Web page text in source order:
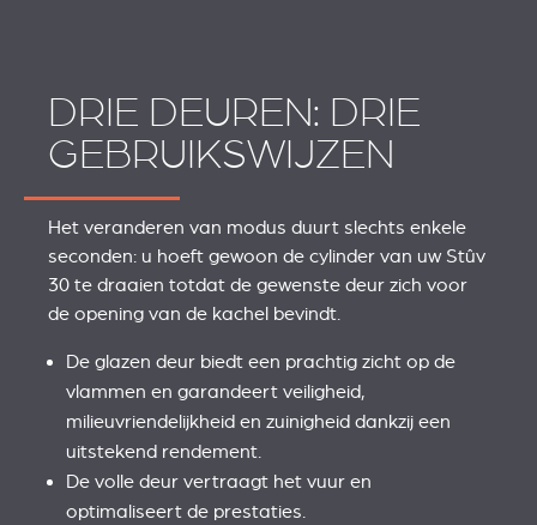
DRIE DEUREN: DRIE
GEBRUIKSWIJZEN
Het veranderen van modus duurt slechts enkele
seconden: u hoeft gewoon de cylinder van uw Stûv
30 te draaien totdat de gewenste deur zich voor
de opening van de kachel bevindt.
De glazen deur biedt een prachtig zicht op de
vlammen en garandeert veiligheid,
milieuvriendelijkheid en zuinigheid dankzij een
uitstekend rendement.
De volle deur vertraagt het vuur en
optimaliseert de prestaties.